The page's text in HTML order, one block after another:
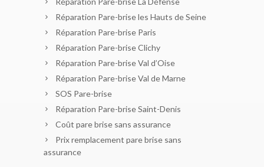
Réparation Pare-brise les Hauts de Seine
Réparation Pare-brise Paris
Réparation Pare-brise Clichy
Réparation Pare-brise Val d’Oise
Réparation Pare-brise Val de Marne
SOS Pare-brise
Réparation Pare-brise Saint-Denis
Coût pare brise sans assurance
Prix remplacement pare brise sans
assurance